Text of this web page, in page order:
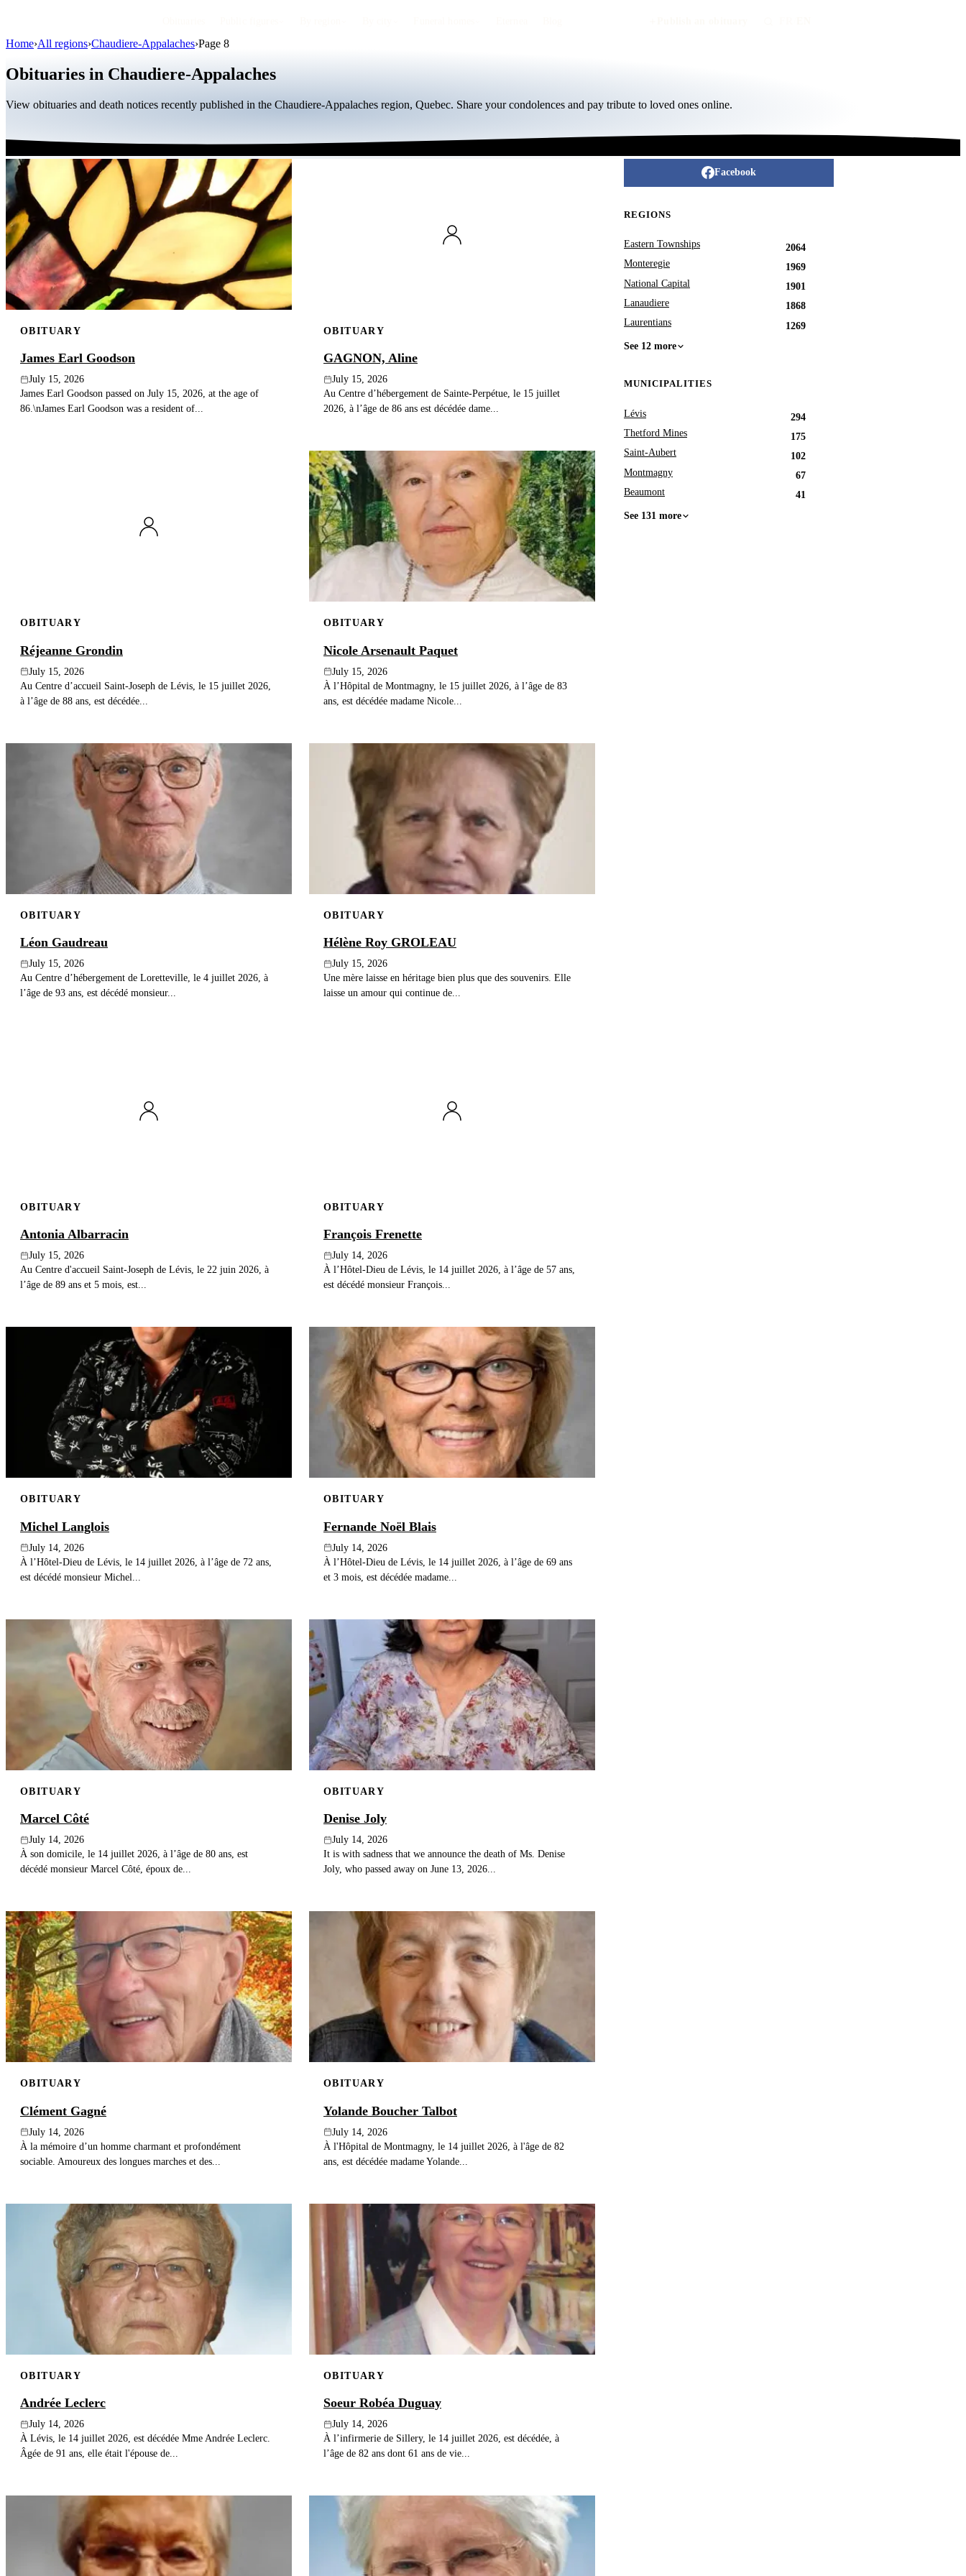
Home›All regions›Chaudiere-Appalaches›Page 8
Obituaries in Chaudiere-Appalaches
View obituaries and death notices recently published in the Chaudiere-Appalaches region, Quebec. Share your condolences and pay tribute to loved ones online.
OBITUARY
James Earl Goodson
July 15, 2026
James Earl Goodson passed on July 15, 2026, at the age of
86.\nJames Earl Goodson was a resident of...
OBITUARY
GAGNON, Aline
July 15, 2026
Au Centre d’hébergement de Sainte-Perpétue, le 15 juillet
2026, à l’âge de 86 ans est décédée dame...
OBITUARY
Réjeanne Grondin
July 15, 2026
Au Centre d’accueil Saint-Joseph de Lévis, le 15 juillet 2026,
à l’âge de 88 ans, est décédée...
OBITUARY
Nicole Arsenault Paquet
July 15, 2026
À l’Hôpital de Montmagny, le 15 juillet 2026, à l’âge de 83
ans, est décédée madame Nicole...
OBITUARY
Léon Gaudreau
July 15, 2026
Au Centre d’hébergement de Loretteville, le 4 juillet 2026, à
l’âge de 93 ans, est décédé monsieur...
OBITUARY
Hélène Roy GROLEAU
July 15, 2026
Une mère laisse en héritage bien plus que des souvenirs. Elle
laisse un amour qui continue de...
OBITUARY
Antonia Albarracin
July 15, 2026
Au Centre d'accueil Saint-Joseph de Lévis, le 22 juin 2026, à
l’âge de 89 ans et 5 mois, est...
OBITUARY
François Frenette
July 14, 2026
À l’Hôtel-Dieu de Lévis, le 14 juillet 2026, à l’âge de 57 ans,
est décédé monsieur François...
OBITUARY
Michel Langlois
July 14, 2026
À l’Hôtel-Dieu de Lévis, le 14 juillet 2026, à l’âge de 72 ans,
est décédé monsieur Michel...
OBITUARY
Fernande Noël Blais
July 14, 2026
À l’Hôtel-Dieu de Lévis, le 14 juillet 2026, à l’âge de 69 ans
et 3 mois, est décédée madame...
OBITUARY
Marcel Côté
July 14, 2026
À son domicile, le 14 juillet 2026, à l’âge de 80 ans, est
décédé monsieur Marcel Côté, époux de...
OBITUARY
Denise Joly
July 14, 2026
It is with sadness that we announce the death of Ms. Denise
Joly, who passed away on June 13, 2026...
OBITUARY
Clément Gagné
July 14, 2026
À la mémoire d’un homme charmant et profondément
sociable. Amoureux des longues marches et des...
OBITUARY
Yolande Boucher Talbot
July 14, 2026
À l'Hôpital de Montmagny, le 14 juillet 2026, à l'âge de 82
ans, est décédée madame Yolande...
OBITUARY
Andrée Leclerc
July 14, 2026
À Lévis, le 14 juillet 2026, est décédée Mme Andrée Leclerc.
Âgée de 91 ans, elle était l'épouse de...
OBITUARY
Soeur Robéa Duguay
July 14, 2026
À l’infirmerie de Sillery, le 14 juillet 2026, est décédée, à
l’âge de 82 ans dont 61 ans de vie...
Facebook
REGIONS
Eastern Townships
2064
Monteregie
1969
National Capital
1901
Lanaudiere
1868
Laurentians
1269
See 12 more
MUNICIPALITIES
Lévis
294
Thetford Mines
175
Saint-Aubert
102
Montmagny
67
Beaumont
41
See 131 more